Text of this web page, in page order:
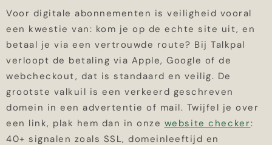
Voor digitale abonnementen is veiligheid vooral
een kwestie van: kom je op de echte site uit, en
betaal je via een vertrouwde route? Bij Talkpal
verloopt de betaling via Apple, Google of de
webcheckout, dat is standaard en veilig. De
grootste valkuil is een verkeerd geschreven
domein in een advertentie of mail. Twijfel je over
een link, plak hem dan in onze website checker:
40+ signalen zoals SSL, domeinleeftijd en